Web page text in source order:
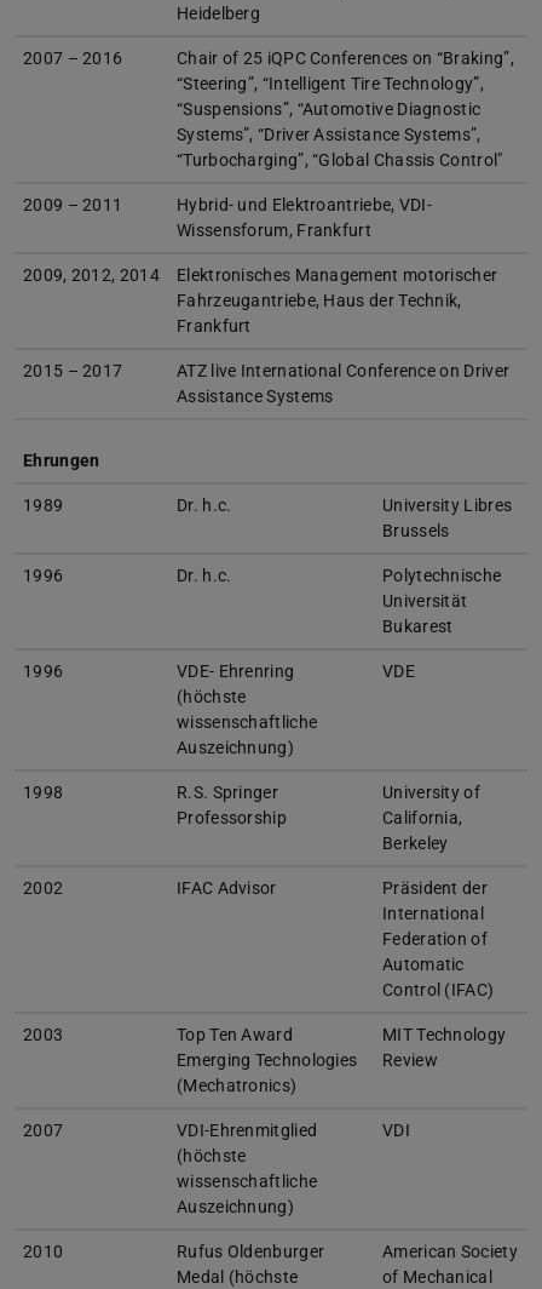
Heidelberg
2007 – 2016
Chair of 25 iQPC Conferences on “Braking”,
“Steering”, “Intelligent Tire Technology”,
“Suspensions”, “Automotive Diagnostic
Systems”, “Driver Assistance Systems”,
“Turbocharging”, “Global Chassis Control"
2009 – 2011
Hybrid- und Elektroantriebe, VDI-
Wissensforum, Frankfurt
2009, 2012, 2014
Elektronisches Management motorischer
Fahrzeugantriebe, Haus der Technik,
Frankfurt
2015 – 2017
ATZ live International Conference on Driver
Assistance Systems
Ehrungen
1989 Dr. h.c.
University Libres
Brussels
1996 Dr. h.c.
Polytechnische
Universität
Bukarest
1996
VDE- Ehrenring
(höchste
wissenschaftliche
Auszeichnung)
VDE
1998
R.S. Springer
Professorship
University of
California,
Berkeley
2002 IFAC Advisor
Präsident der
International
Federation of
Automatic
Control (IFAC)
2003
Top Ten Award
Emerging Technologies
(Mechatronics)
MIT Technology
Review
2007
VDI-Ehrenmitglied
(höchste
wissenschaftliche
Auszeichnung)
VDI
2010
Rufus Oldenburger
Medal (höchste
American Society
of Mechanical